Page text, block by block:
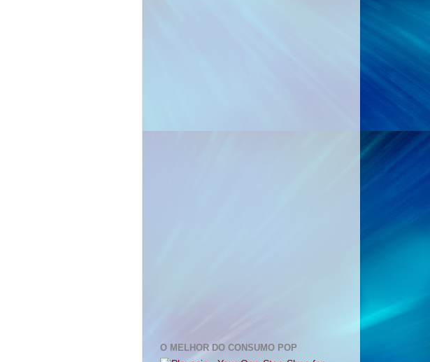
O MELHOR DO CONSUMO POP